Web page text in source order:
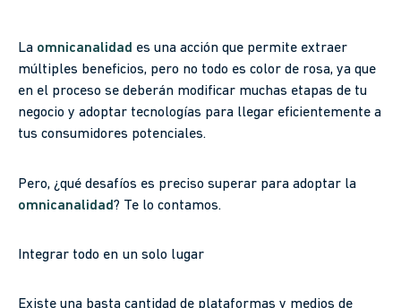
La omnicanalidad es una acción que permite extraer
múltiples beneficios, pero no todo es color de rosa, ya que
en el proceso se deberán modificar muchas etapas de tu
negocio y adoptar tecnologías para llegar eficientemente a
tus consumidores potenciales.
Pero, ¿qué desafíos es preciso superar para adoptar la
omnicanalidad? Te lo contamos.
Integrar todo en un solo lugar
Existe una basta cantidad de plataformas y medios de